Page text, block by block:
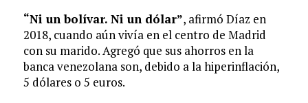
“Ni un bolívar. Ni un dólar”, afirmó Díaz en
2018, cuando aún vivía en el centro de Madrid
con su marido. Agregó que sus ahorros en la
banca venezolana son, debido a la hiperinflación,
5 dólares o 5 euros.